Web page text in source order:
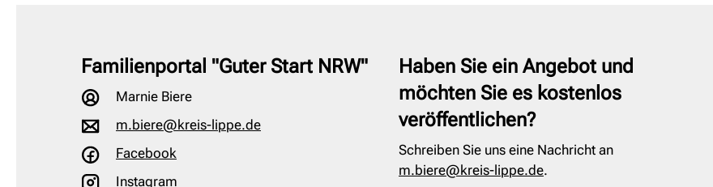
Familienportal "Guter Start NRW"
Marnie Biere
m.biere@kreis-lippe.de
Facebook
Instagram
Haben Sie ein Angebot und
möchten Sie es kostenlos
veröffentlichen?
Schreiben Sie uns eine Nachricht an
m.biere@kreis-lippe.de.